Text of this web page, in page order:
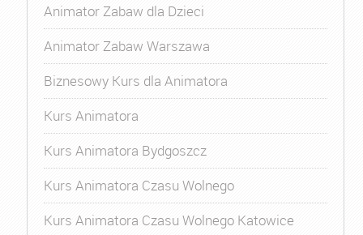
Animator Zabaw dla Dzieci
Animator Zabaw Warszawa
Biznesowy Kurs dla Animatora
Kurs Animatora
Kurs Animatora Bydgoszcz
Kurs Animatora Czasu Wolnego
Kurs Animatora Czasu Wolnego Katowice